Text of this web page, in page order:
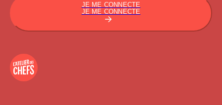
JE ME CONNECTE
JE ME CONNECTE